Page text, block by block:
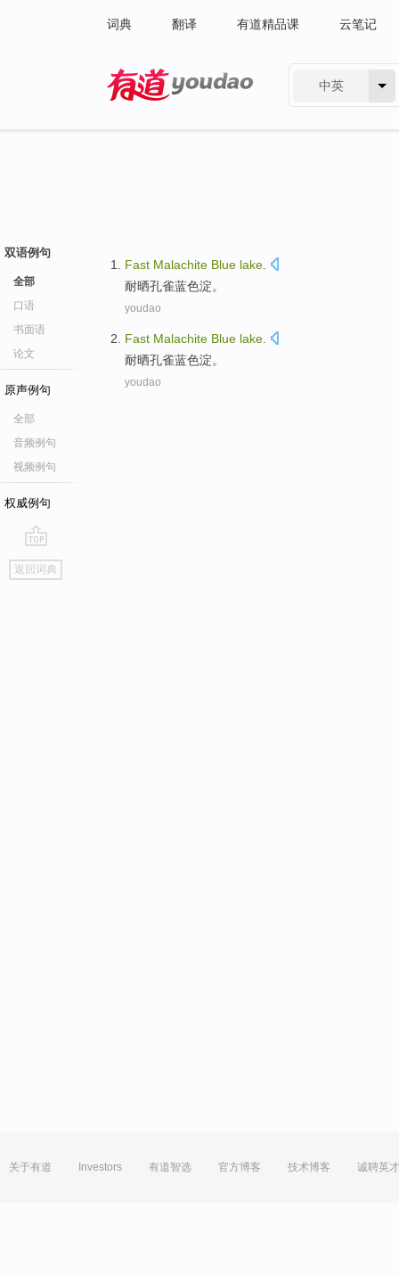
词典 翻译 有道精品课 云笔记
中英
双语例句
全部
口语
书面语
论文
原声例句
全部
音频例句
视频例句
权威例句
go
top
返回词典
Fast Malachite Blue lake
耐晒孔雀蓝色淀。
youdao
Fast Malachite Blue lake
耐晒孔雀蓝色淀。
youdao
关于有道 Investors 有道智选 官方博客 技术博客 诚聘英才